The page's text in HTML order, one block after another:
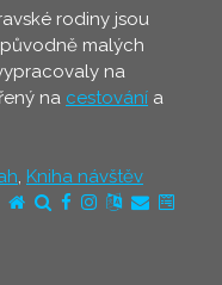
rodiny jsou
malých
na
na cestování a
, Kniha návštěv